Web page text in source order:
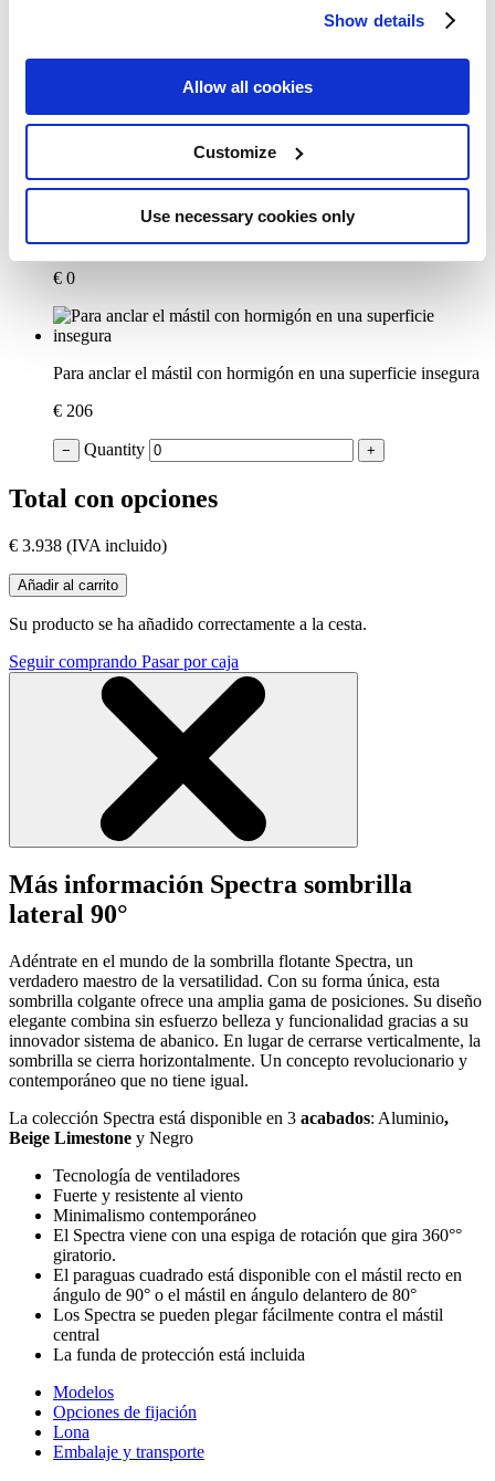
Show details
Allow all cookies
Customize
Use necessary cookies only
Cuando desee colocar la sombrilla en una superficie sólida, se
recomienda pedir un espaciador para no tener que hacer una
− Quantity +
Soporte de rotación 90° está incluida
€ 0
Para anclar el mástil con hormigón en una superficie insegura
€ 206
− Quantity +
Total con opciones
€ 3.938 (IVA incluido)
Añadir al carrito
Su producto se ha añadido correctamente a la cesta.
Seguir comprando Pasar por caja
Más información Spectra sombrilla
lateral 90°
Adéntrate en el mundo de la sombrilla flotante Spectra, un
verdadero maestro de la versatilidad. Con su forma única, esta
sombrilla colgante ofrece una amplia gama de posiciones. Su diseño
elegante combina sin esfuerzo belleza y funcionalidad gracias a su
innovador sistema de abanico. En lugar de cerrarse verticalmente, la
sombrilla se cierra horizontalmente. Un concepto revolucionario y
contemporáneo que no tiene igual.
La colección Spectra está disponible en 3 acabados: Aluminio,
Beige Limestone y Negro
Tecnología de ventiladores
Fuerte y resistente al viento
Minimalismo contemporáneo
El Spectra viene con una espiga de rotación que gira 360°°
giratorio.
El paraguas cuadrado está disponible con el mástil recto en
ángulo de 90° o el mástil en ángulo delantero de 80°
Los Spectra se pueden plegar fácilmente contra el mástil
central
La funda de protección está incluida
Modelos
Opciones de fijación
Lona
Embalaje y transporte